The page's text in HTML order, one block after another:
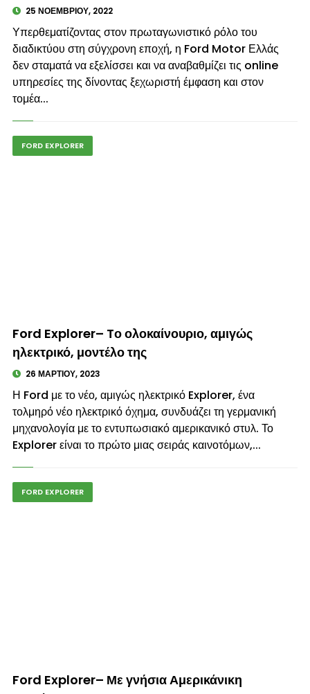
25 ΝΟΕΜΒΡΊΟΥ, 2022
Υπερθεματίζοντας στον πρωταγωνιστικό ρόλο του
διαδικτύου στη σύγχρονη εποχή, η Ford Motor Ελλάς
δεν σταματά να εξελίσσει και να αναβαθμίζει τις online
υπηρεσίες της δίνοντας ξεχωριστή έμφαση και στον
τομέα...
FORD EXPLORER
Ford Explorer– Tο ολοκαίνουριο, αμιγώς
ηλεκτρικό, μοντέλο της
26 ΜΑΡΤΊΟΥ, 2023
Η Ford με το νέο, αμιγώς ηλεκτρικό Explorer, ένα
τολμηρό νέο ηλεκτρικό όχημα, συνδυάζει τη γερμανική
μηχανολογία με το εντυπωσιακό αμερικανικό στυλ. Το
Explorer είναι το πρώτο μιας σειράς καινοτόμων,...
FORD EXPLORER
Ford Explorer– Με γνήσια Αμερικάνικη